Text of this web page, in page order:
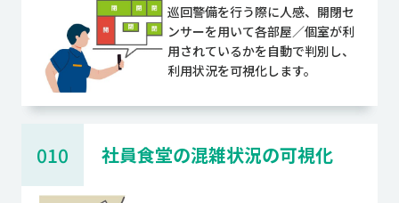
巡回警備を行う際に人感、開閉セ
ンサーを用いて各部屋／個室が利
用されているかを自動で判別し、
利用状況を可視化します。
010 社員食堂の混雑状況の可視化